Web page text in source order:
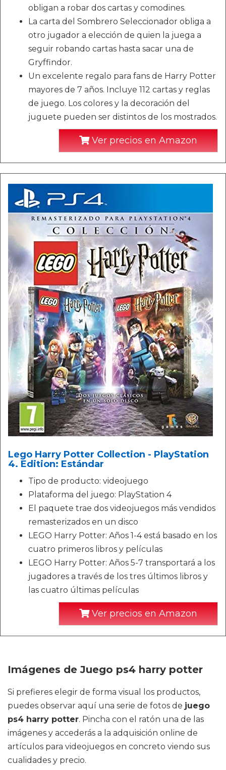
obligan a robar dos cartas y comodines.
La carta del Sombrero Seleccionador obliga a
otro jugador a elección de quien la juega a
seguir robando cartas hasta sacar una de
Gryffindor.
Un excelente regalo para fans de Harry Potter
mayores de 7 años. Incluye 112 cartas y reglas
de juego. Los colores y la decoración del
juguete pueden ser distintos de los mostrados.
Ver precios en Amazon
Lego Harry Potter Collection - PlayStation
4. Edition: Estándar
Tipo de producto: videojuego
Plataforma del juego: PlayStation 4
El paquete trae dos videojuegos más vendidos
remasterizados en un disco
LEGO Harry Potter: Años 1-4 está basado en los
cuatro primeros libros y películas
LEGO Harry Potter: Años 5-7 transportará a los
jugadores a través de los tres últimos libros y
las cuatro últimas películas
Ver precios en Amazon
Imágenes de Juego ps4 harry potter
Si prefieres elegir de forma visual los productos,
puedes observar aquí una serie de fotos de juego
ps4 harry potter. Pincha con el ratón una de las
imágenes y accederás a la adquisición online de
artículos para videojuegos en concreto viendo sus
cualidades y precio.